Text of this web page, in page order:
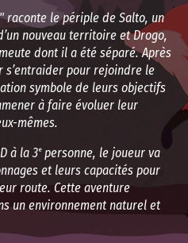
raconte le périple de Salto, un
nouveau territoire et Drogo,
dont il a été séparé. Après
pour rejoindre le
symbole de leurs objectifs
à faire évoluer leur
mêmes.
à la 3ᵉ personne, le joueur va
et leurs capacités pour
route. Cette aventure
un environnement naturel et